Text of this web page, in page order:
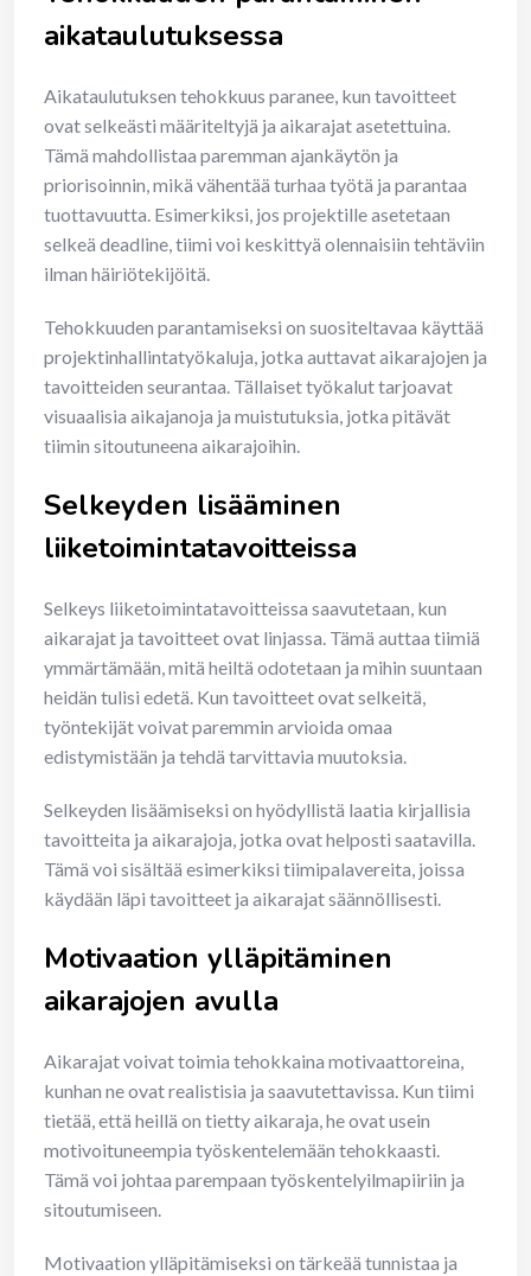
aikataulutuksessa
Aikataulutuksen tehokkuus paranee, kun tavoitteet
ovat selkeästi määriteltyjä ja aikarajat asetettuina.
Tämä mahdollistaa paremman ajankäytön ja
priorisoinnin, mikä vähentää turhaa työtä ja parantaa
tuottavuutta. Esimerkiksi, jos projektille asetetaan
selkeä deadline, tiimi voi keskittyä olennaisiin tehtäviin
ilman häiriötekijöitä.
Tehokkuuden parantamiseksi on suositeltavaa käyttää
projektinhallintatyökaluja, jotka auttavat aikarajojen ja
tavoitteiden seurantaa. Tällaiset työkalut tarjoavat
visuaalisia aikajanoja ja muistutuksia, jotka pitävät
tiimin sitoutuneena aikarajoihin.
Selkeyden lisääminen
liiketoimintatavoitteissa
Selkeys liiketoimintatavoitteissa saavutetaan, kun
aikarajat ja tavoitteet ovat linjassa. Tämä auttaa tiimiä
ymmärtämään, mitä heiltä odotetaan ja mihin suuntaan
heidän tulisi edetä. Kun tavoitteet ovat selkeitä,
työntekijät voivat paremmin arvioida omaa
edistymistään ja tehdä tarvittavia muutoksia.
Selkeyden lisäämiseksi on hyödyllistä laatia kirjallisia
tavoitteita ja aikarajoja, jotka ovat helposti saatavilla.
Tämä voi sisältää esimerkiksi tiimipalavereita, joissa
käydään läpi tavoitteet ja aikarajat säännöllisesti.
Motivaation ylläpitäminen
aikarajojen avulla
Aikarajat voivat toimia tehokkaina motivaattoreina,
kunhan ne ovat realistisia ja saavutettavissa. Kun tiimi
tietää, että heillä on tietty aikaraja, he ovat usein
motivoituneempia työskentelemään tehokkaasti.
Tämä voi johtaa parempaan työskentelyilmapiiriin ja
sitoutumiseen.
Motivaation ylläpitämiseksi on tärkeää tunnistaa ja